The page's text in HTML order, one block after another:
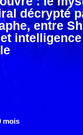
décrypté
entre
intelligence
mois